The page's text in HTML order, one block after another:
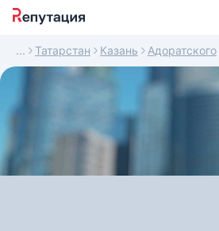
Татарстан Казань Адоратского